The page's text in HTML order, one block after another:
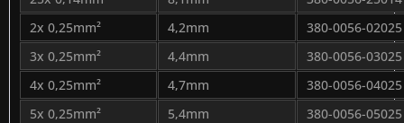
2x 0,25mm²
4,2mm
380-0056-02025
3x 0,25mm²
4,4mm
380-0056-03025
4x 0,25mm²
4,7mm
380-0056-04025
5x 0,25mm²
5,4mm
380-0056-05025